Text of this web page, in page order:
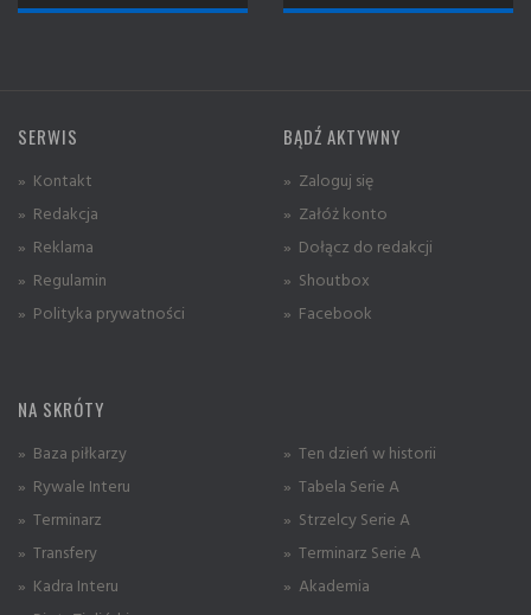
SERWIS
» Kontakt
» Redakcja
» Reklama
» Regulamin
» Polityka prywatności
BĄDŹ AKTYWNY
» Zaloguj się
» Załóż konto
» Dołącz do redakcji
» Shoutbox
» Facebook
NA SKRÓTY
» Baza piłkarzy
» Rywale Interu
» Terminarz
» Transfery
» Kadra Interu
» Ten dzień w historii
» Tabela Serie A
» Strzelcy Serie A
» Terminarz Serie A
» Akademia